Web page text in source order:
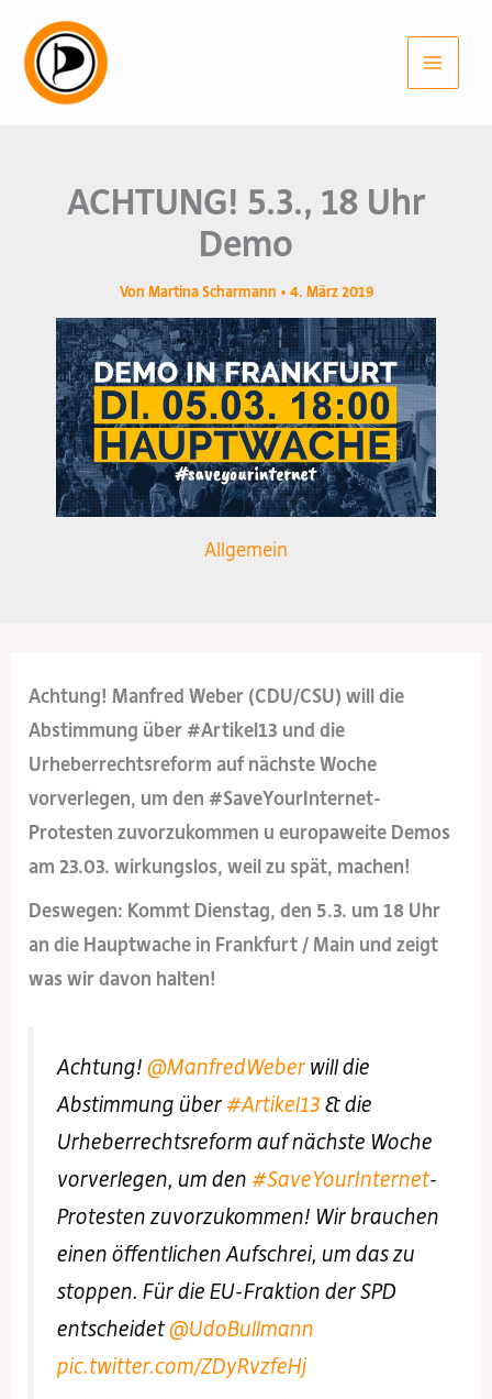
Inhalt
springen
ACHTUNG! 5.3., 18 Uhr
Demo
Von Martina Scharmann • 4. März 2019
Allgemein
Achtung! Manfred Weber (CDU/CSU) will die
Abstimmung über #Artikel13 und die
Urheberrechtsreform auf nächste Woche
vorverlegen, um den #SaveYourInternet-
Protesten zuvorzukommen u europaweite Demos
am 23.03. wirkungslos, weil zu spät, machen!
Deswegen: Kommt Dienstag, den 5.3. um 18 Uhr
an die Hauptwache in Frankfurt / Main und zeigt
was wir davon halten!
Achtung! @ManfredWeberwill die
Abstimmung über #Artikel13 & die
Urheberrechtsreform auf nächste Woche
vorverlegen, um den #SaveYourInternet-
Protesten zuvorzukommen! Wir brauchen
einen öffentlichen Aufschrei, um das zu
stoppen. Für die EU-Fraktion der SPD
entscheidet@UdoBullmann
pic.twitter.com/ZDyRvzfeHj